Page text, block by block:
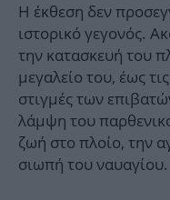
Η έκθεση δεν
ιστορικό γεγονός.
την κατασκευή του
μεγαλείο του, έως
στιγμές των
λάμψη του
ζωή στο πλοίο, την
σιωπή του ναυαγίου.